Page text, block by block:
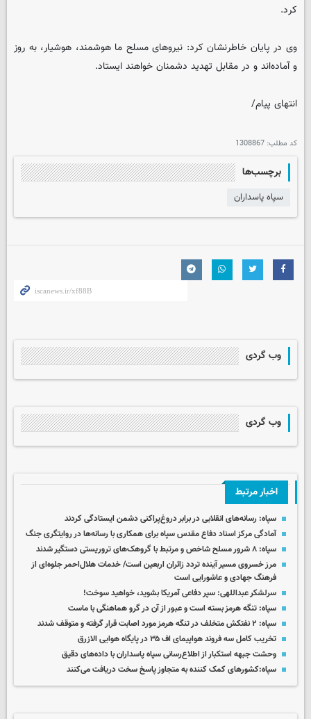
کرد.
وی در پایان خاطرنشان کرد: نیروهای مسلح ما هوشمند، هوشیار، به روز
و آماده‌اند و در مقابل تهدید دشمنان خواهند ایستاد.
انتهای پیام/
کد مطلب: 1308867
برچسب‌ها
سپاه پاسداران
وب گردی
وب گردی
اخبار مرتبط
سپاه: رسانه‌های انقلابی در برابر دروغ‌پراکنی دشمن ایستادگی کردند
آمادگی مرکز اسناد دفاع مقدس سپاه برای همکاری با رسانه‌ها در روایتگری جنگ
سپاه: ۸ شرور مسلح شاخص و مرتبط با گروهک‌های تروریستی دستگیر شدند
مرز خسروی مسیر آینده تردد زائران اربعین است/ خدمات هلال‌احمر جلوه‌ای از
فرهنگ جهادی و عاشورایی است
سرلشکر عبداللهی: سپر دفاعی آمریکا بشوید، خواهید سوخت!
سپاه: تنگه هرمز بسته است و عبور از آن در گرو هماهنگی با ماست
سپاه: ۲ نفتکش متخلف در تنگه هرمز مورد اصابت قرار گرفته و متوقف شدند
تخریب کامل سه فروند هواپیمای اف ۳۵ در پایگاه هوایی الازرق
وحشت جبهه استکبار از اطلاع‌رسانی سپاه پاسداران با داده‌های دقیق
سپاه:کشورهای کمک کننده به متجاوز پاسخ سخت دریافت می‌کنند